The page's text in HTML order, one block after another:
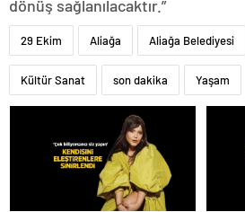
dönüş sağlanılacaktır.”
29 Ekim Aliağa Aliağa Belediyesi
Kültür Sanat son dakika Yaşam